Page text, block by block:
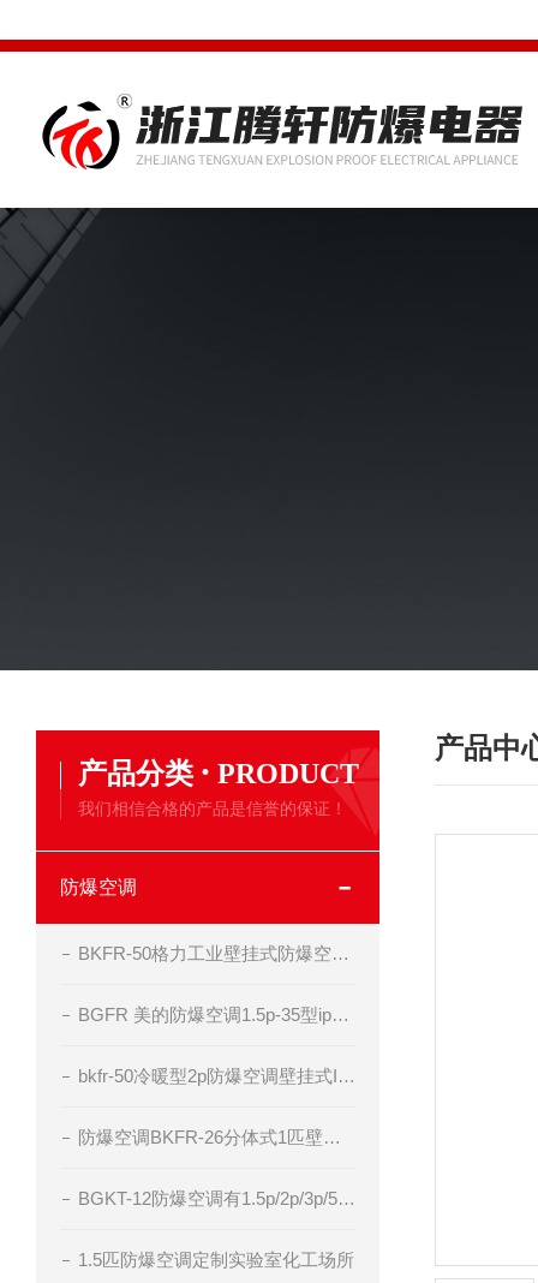
产品分类 · PRODUCT
我们相信合格的产品是信誉的保证！
防爆空调
BKFR-50格力工业壁挂式防爆空调器
BGFR 美的防爆空调1.5p-35型ip54 bt4级
bkfr-50冷暖型2p防爆空调壁挂式II BT4
防爆空调BKFR-26分体式1匹壁挂厂家直供
BGKT-12防爆空调有1.5p/2p/3p/5p电压220v/380v
1.5匹防爆空调定制实验室化工场所
产品中